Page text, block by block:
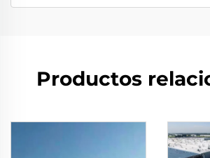
Productos